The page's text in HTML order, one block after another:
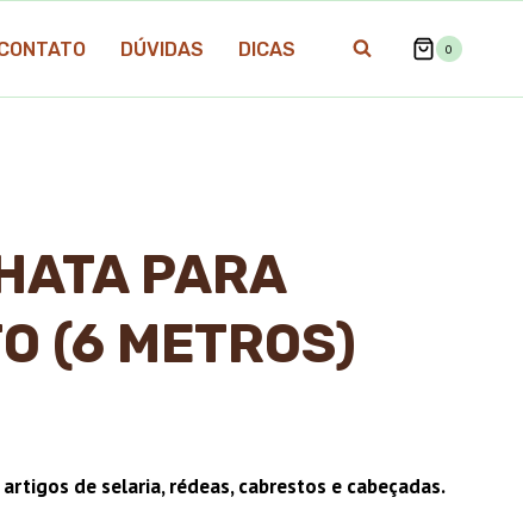
DÚVIDAS DICAS 0
PARA
(6 METROS)
de selaria, rédeas, cabrestos e cabeçadas.